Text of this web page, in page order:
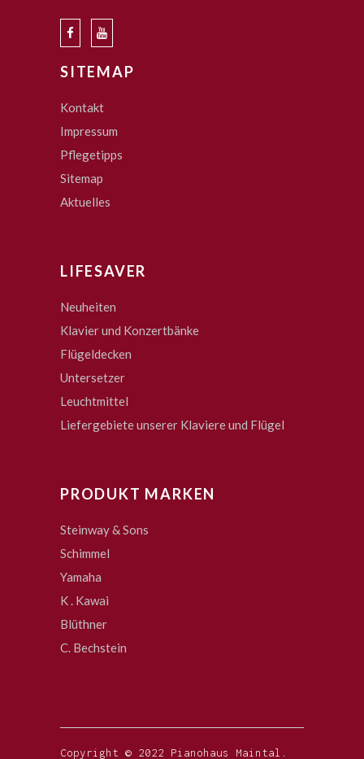
SITEMAP
Kontakt
Impressum
Pflegetipps
Sitemap
Aktuelles
LIFESAVER
Neuheiten
Klavier und Konzertbänke
Flügeldecken
Untersetzer
Leuchtmittel
Liefergebiete unserer Klaviere und Flügel
PRODUKT MARKEN
Steinway & Sons
Schimmel
Yamaha
K . Kawai
Blüthner
C. Bechstein
Copyright © 2022 Pianohaus Maintal.